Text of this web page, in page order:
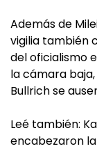
Además de
vigilia también
del oficialismo
la cámara
Bullrich se
Leé también:
encabezaron